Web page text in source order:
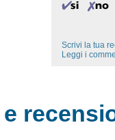
Scrivi la tua
Leggi i